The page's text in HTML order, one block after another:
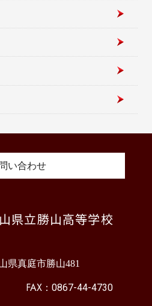
県立勝山高等学校
県真庭市勝山481
FAX：0867-44-4730
い合わせ